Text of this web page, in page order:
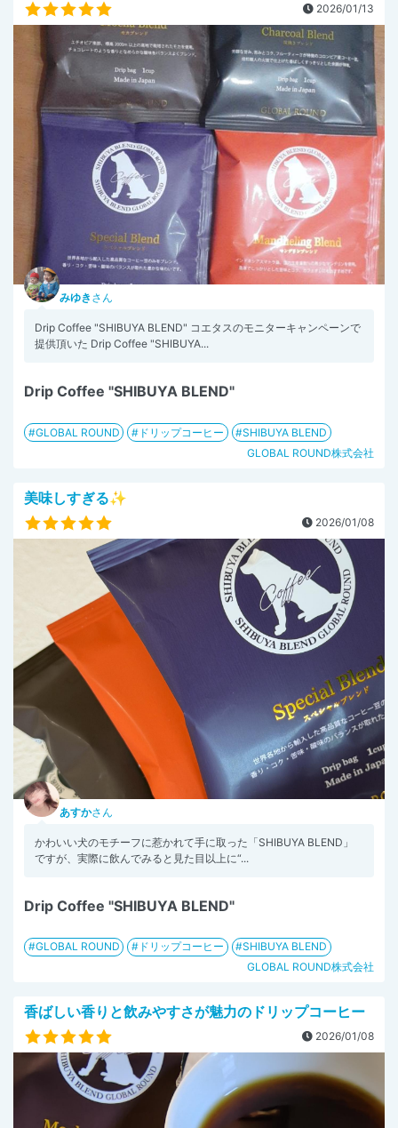
2026/01/13
みゆき さん
Drip Coffee "SHIBUYA BLEND" コエタスのモニターキャンペーンで
提供頂いた Drip Coffee "SHIBUYA...
Drip Coffee "SHIBUYA BLEND"
GLOBAL ROUND ドリップコーヒー
SHIBUYA BLEND
GLOBAL ROUND株式会社
美味しすぎる✨
2026/01/08
あすかさん
かわいい犬のモチーフに惹かれて手に取った「SHIBUYA BLEND」
ですが、実際に飲んでみると見た目以上に“...
Drip Coffee "SHIBUYA BLEND"
GLOBAL ROUND ドリップコーヒー
SHIBUYA BLEND
GLOBAL ROUND株式会社
香ばしい香りと飲みやすさが魅力のドリップコーヒー
2026/01/08